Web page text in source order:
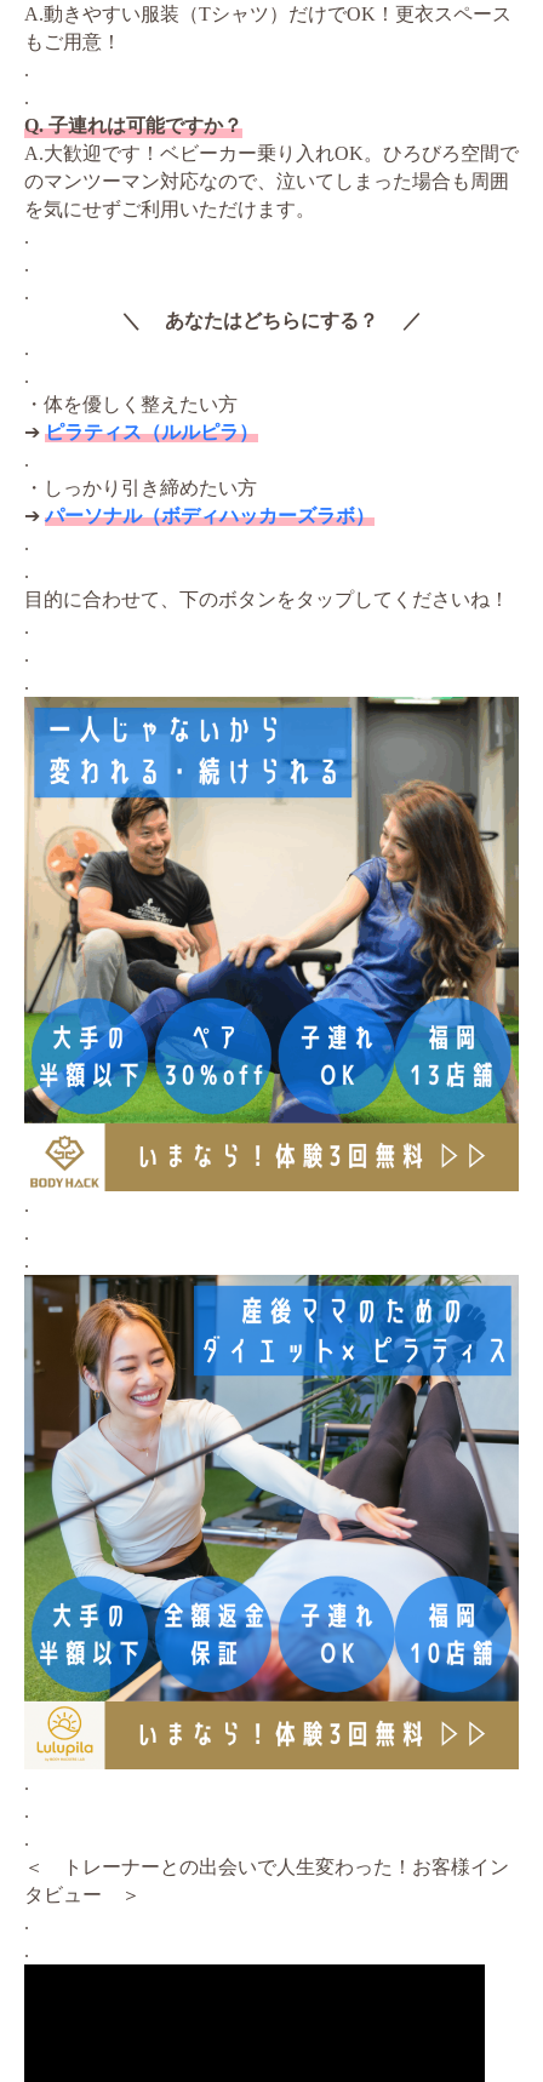
A.動きやすい服装（Tシャツ）だけでOK！更衣スペース
もご用意！
.
.
Q. 子連れは可能ですか？
A.大歓迎です！ベビーカー乗り入れOK。ひろびろ空間で
のマンツーマン対応なので、泣いてしまった場合も周囲
を気にせずご利用いただけます。
.
.
.
＼ あなたはどちらにする？ ／
.
.
・体を優しく整えたい方
➔ ピラティス（ルルピラ）
.
・しっかり引き締めたい方
➔パーソナル（ボディハッカーズラボ）
.
.
目的に合わせて、下のボタンをタップしてくださいね！
.
.
.
.
.
.
.
.
.
＜ トレーナーとの出会いで人生変わった！お客様イン
タビュー ＞
.
.